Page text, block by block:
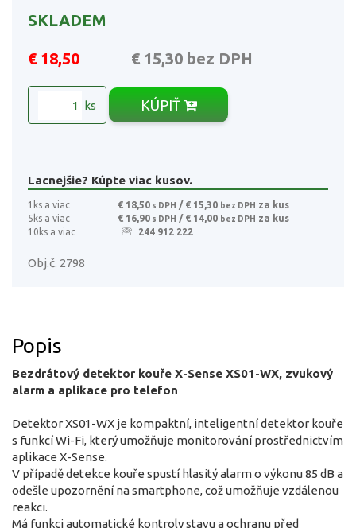
SKLADEM
€ 18,50 € 15,30 bez DPH
ks KÚPIŤ
Lacnejšie? Kúpte viac kusov.
1ks a viac € 18,50 s DPH / € 15,30 bez DPH za kus
5ks a viac
€ 16,90 s DPH / € 14,00 bez DPH za kus
10ks a viac
244 912 222
Obj.č. 2798
Popis
Bezdrátový detektor kouře X-Sense XS01-WX, zvukový
alarm a aplikace pro telefon
Detektor XS01-WX je kompaktní, inteligentní detektor kouře
s funkcí Wi-Fi, který umožňuje monitorování prostřednictvím
aplikace X-Sense.
V případě detekce kouře spustí hlasitý alarm o výkonu 85 dB a
odešle upozornění na smartphone, což umožňuje vzdálenou
reakci.
Má funkci automatické kontroly stavu a ochranu před